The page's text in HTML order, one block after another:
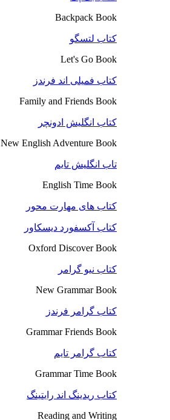
Backpack Book
کتاب لتسگو
Let's Go Book
کتاب فمیلی اند فرندز
Family and Friends Book
کتاب انگلیش ادونچر
New English Adventure Book
تاب انگلیش تایم
English Time Book
کتاب های مهارت محور
کتاب آکسفورد دیسکاور
Oxford Discover Book
کتاب نیو گرامر
New Grammar Book
کتاب گرامر فرندز
Grammar Friends Book
کتاب گرامر تایم
Grammar Time Book
کتاب ریدینگ اند رایتینگ
Reading and Writing